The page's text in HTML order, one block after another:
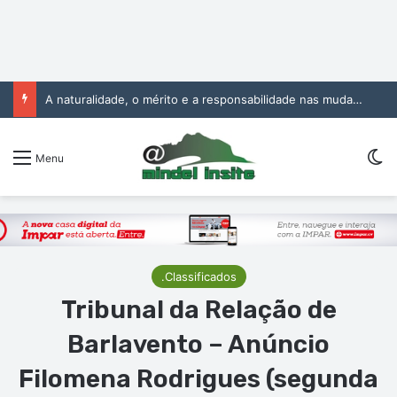
A naturalidade, o mérito e a responsabilidade nas mudanças na Administração Pública
Menu
.Classificados
Tribunal da Relação de
Barlavento – Anúncio
Filomena Rodrigues (segunda